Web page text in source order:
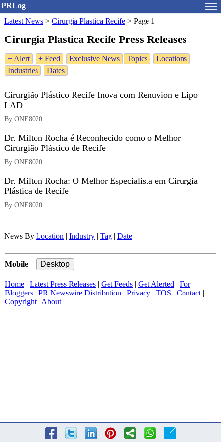
PRLog
Latest News > Cirurgia Plastica Recife > Page 1
Cirurgia Plastica Recife Press Releases
+ Alert + Feed Exclusive News Topics
Locations
Industries
Dates
Cirurgião Plástico Recife Inova com Renuvion e Lipo
LAD
By ONE8020
Dr. Milton Rocha é Reconhecido como o Melhor
Cirurgião Plástico de Recife
By ONE8020
Dr. Milton Rocha: O Melhor Especialista em Cirurgia
Plástica de Recife
By ONE8020
News By Location Industry Tag Date
Mobile
Home Latest Press Releases Get Feeds Get Alerted
For
Bloggers
PR Newswire Distribution Privacy TOS Contact|
Copyright| About